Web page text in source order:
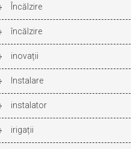
Încălzire
încălzire
inovații
Instalare
instalator
irigații